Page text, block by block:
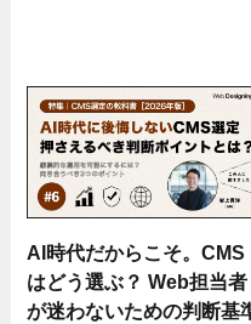
AI時代だからこそ。CMS
はどう選ぶ？ Web担当者
が迷わないための判断基